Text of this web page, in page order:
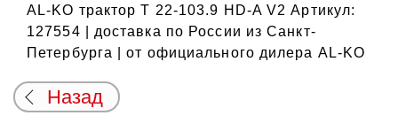
AL-KO трактор T 22-103.9 HD-A V2 Артикул:
127554 | доставка по России из Санкт-
Петербурга | от официального дилера AL-KO
Назад